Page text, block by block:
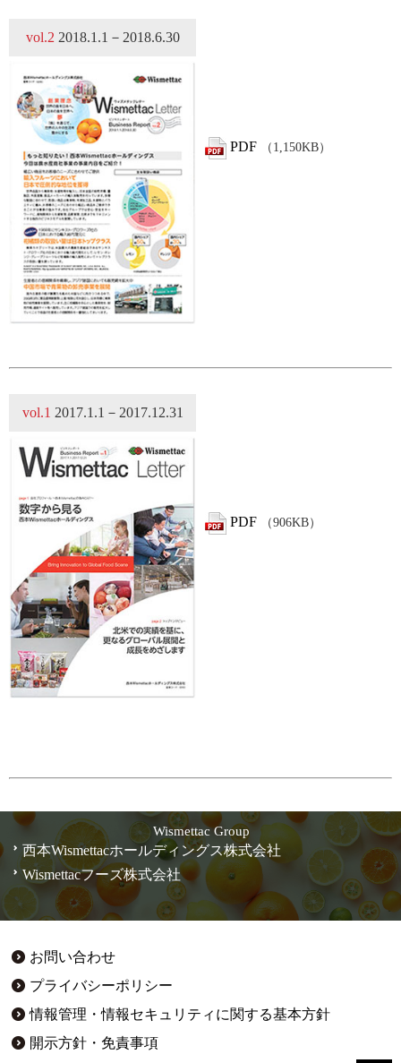
vol.2 2018.1.1－2018.6.30
PDF （1,150KB）
vol.1 2017.1.1－2017.12.31
PDF （906KB）
Wismettac Group
西本Wismettacホールディングス株式会社
Wismettacフーズ株式会社
お問い合わせ
プライバシーポリシー
情報管理・情報セキュリティに関する基本方針
開示方針・免責事項